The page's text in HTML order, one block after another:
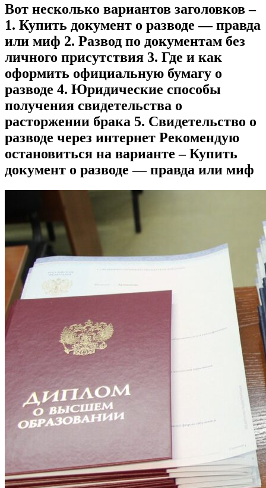
Вот несколько вариантов заголовков –
1. Купить документ о разводе — правда
или миф 2. Развод по документам без
личного присутствия 3. Где и как
оформить официальную бумагу о
разводе 4. Юридические способы
получения свидетельства о
расторжении брака 5. Свидетельство о
разводе через интернет Рекомендую
остановиться на варианте – Купить
документ о разводе — правда или миф